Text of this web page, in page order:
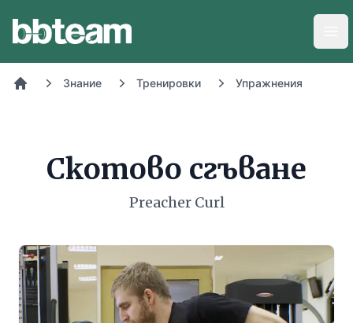
Знание Тренировки Упражнения
Скотово сгъване
Preacher Curl